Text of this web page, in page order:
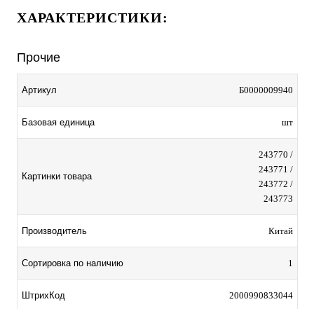
ХАРАКТЕРИСТИКИ:
Прочие
Артикул Б0000009940
Базовая единица шт
Картинки товара
243770 /
243771 /
243772 /
243773
Производитель Китай
Сортировка по наличию 1
ШтрихКод 2000990833044